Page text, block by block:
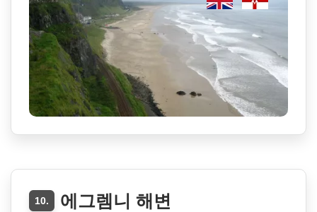
10. 에그렘니 해변